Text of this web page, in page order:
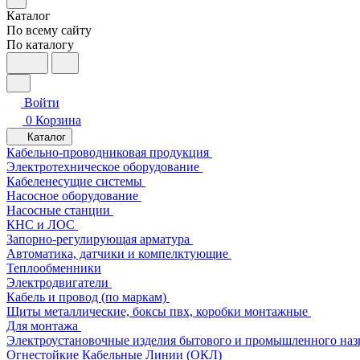
Каталог
По всему сайту
По каталогу
Войти
0 Корзина
Каталог
Кабельно-проводниковая продукция
Электротехническое оборудование
Кабеленесущие системы
Насосное оборудование
Насосные станции
КНС и ЛОС
Запорно-регулирующая арматура
Автоматика, датчики и компелктующие
Теплообменники
Электродвигатели
Кабель и провод (по маркам)
Щиты металлические, боксы пвх, коробки монтажные
Для монтажа
Электроустановочные изделия бытового и промышленного
Огнестойкие Кабельные Линии (ОКЛ)